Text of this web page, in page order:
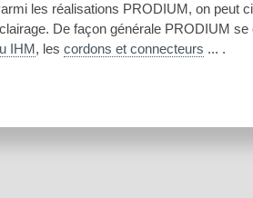
les réalisations PRODIUM, on peut
De façon générale PRODIUM
IHM, les cordons et connecteurs ... .